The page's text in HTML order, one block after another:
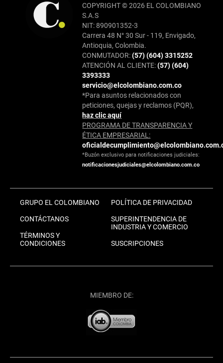
COPYRIGHT © 2026 EL COLOMBIANO
S.A.S
NIT: 890901352-3
Carrera 48 N° 30 Sur - 119, Envigado,
Antioquia, Colombia.
CONMUTADOR:(57) (604) 3315252
ATENCIÓN AL CLIENTE:(57) (604)
3393333
servicio@elcolombiano.com.co
*Para asuntos relacionados con
peticiones, quejas y reclamos (PQR),
haz clic aquí
PROGRAMA DE TRANSPARENCIA Y
ÉTICA EMPRESARIAL:
*Buzón exclusivo para notificaciones judiciales:
notificacionesjudiciales@elcolombiano.com.co
GRUPO EL COLOMBIANO
CONTÁCTANOS
TÉRMINOS Y
CONDICIONES
POLÍTICA DE PRIVACIDAD
SUPERINTENDENCIA DE
INDUSTRIA Y COMERCIO
SUSCRIPCIONES
MIEMBRO DE: